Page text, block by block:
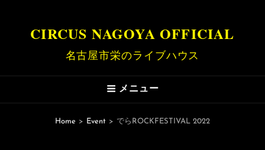
CIRCUS NAGOYA OFFICIAL
名古屋市栄のライブハウス
メニュー
Home > Event > でらROCKFESTIVAL 2022